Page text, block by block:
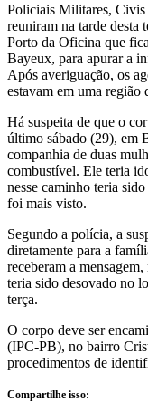
Policiais Militares, Civis
reuniram na tarde desta
Porto da Oficina que
Bayeux, para apurar a
Após averiguação, os
estavam em uma região
Há suspeita de que o
último sábado (29), em
companhia de duas
combustível. Ele teria
nesse caminho teria
foi mais visto.
Segundo a polícia, a
diretamente para a
receberam a
teria sido desovado no
terça.
O corpo deve ser
(IPC-PB), no bairro
procedimentos de
Compartilhe isso: